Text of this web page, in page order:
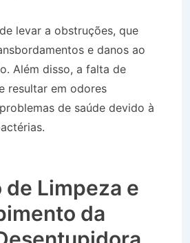
levar a obstruções, que
e danos ao
Além disso, a falta de
resultar em odores
de saúde devido à
de Limpeza e
da